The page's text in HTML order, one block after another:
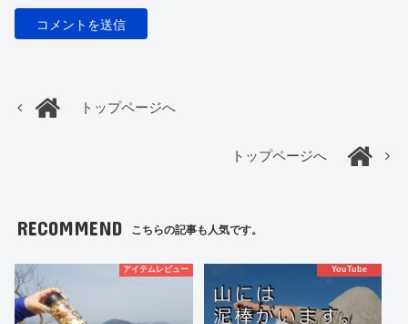
トップページへ
トップページへ
RECOMMEND こちらの記事も人気です。
アイテムレビュー YouTube